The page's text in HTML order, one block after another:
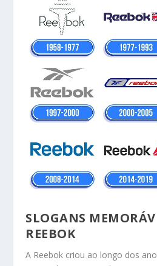
SLOGANS
REEBOK
A Reebok criou ao longo dos